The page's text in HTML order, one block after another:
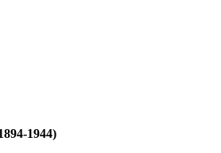
1944)